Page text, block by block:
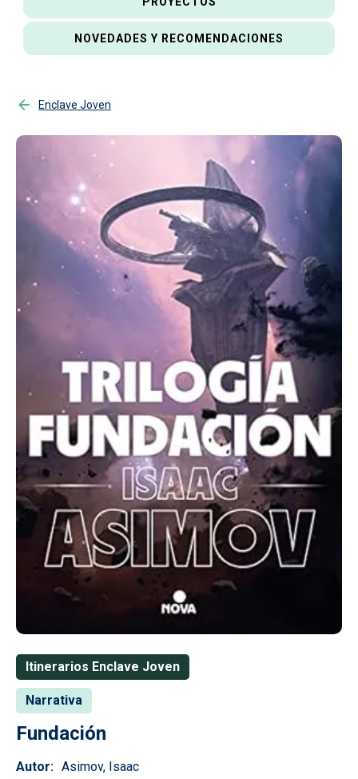
NOVEDADES Y RECOMENDACIONES
Enclave Joven
Itinerarios Enclave Joven
Narrativa
Fundación
Autor
Asimov, Isaac